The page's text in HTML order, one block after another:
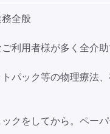
全般
利用者様が多く全介
パック等の物理療法
クをしてから。ペー